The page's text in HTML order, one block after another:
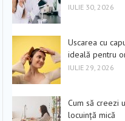
IULIE 30, 2026
Uscarea cu
ideală pentru
IULIE 29, 2026
Cum să creezi
locuință mică